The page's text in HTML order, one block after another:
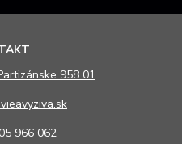
958 01
966 062